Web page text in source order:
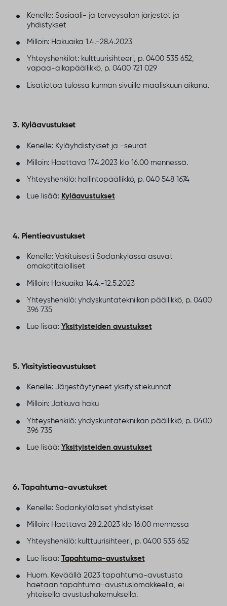
Kenelle: Sosiaali- ja terveysalan järjestöt ja
yhdistykset
Milloin: Hakuaika 1.4.-28.4.2023
Yhteyshenkilöt: kulttuurisihteeri, p. 0400 535 652,
vapaa-aikapäällikkö, p. 0400 721 029
Lisätietoa tulossa kunnan sivuille maaliskuun aikana.
3. Kyläavustukset
Kenelle: Kyläyhdistykset ja -seurat
Milloin: Haettava 17.4.2023 klo 16.00 mennessä.
Yhteyshenkilö: hallintopäällikkö, p. 040 548 1674
Lue lisää: Kyläavustukset
4. Pientieavustukset
Kenelle: Vakituisesti Sodankylässä asuvat
omakotitalolliset
Milloin: Hakuaika 14.4.-12.5.2023
Yhteyshenkilö: yhdyskuntatekniikan päällikkö, p. 0400
396 735
Lue lisää: Yksityisteiden avustukset
5. Yksityistieavustukset
Kenelle: Järjestäytyneet yksityistiekunnat
Milloin: Jatkuva haku
Yhteyshenkilö: yhdyskuntatekniikan päällikkö, p. 0400
396 735
Lue lisää: Yksityisteiden avustukset
6. Tapahtuma-avustukset
Kenelle: Sodankyläläiset yhdistykset
Milloin: Haettava 28.2.2023 klo 16.00 mennessä
Yhteyshenkilö: kulttuurisihteeri, p. 0400 535 652
Lue lisää: Tapahtuma-avustukset
Huom. Keväällä 2023 tapahtuma-avustusta
haetaan tapahtuma-avustuslomakkeella, ei
yhteisellä avustushakemuksella.